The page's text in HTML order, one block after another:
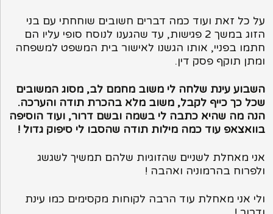
על כל זאת ועוד כמה דברים חשובים שוחחתי עם בני
הזוג במשך 2 פגישות, עד שהגענו לנוסח סופי עליו הם
חתמו בפניי, אותו הגשנו לאישור בית המשפט למשפחה
ומתן תוקף פסק דין.
השבוע עינת שלחה לי משוב מחמם לב, מסוג המשובים
שכל כך כייף לקבל, משוב מלא בהכרת תודה והערכה.
הנה מה שהיא כתבה לי בשמה ובשם דרור, ועוד הוסיפה
בוואצאפ עוד כמה מילות תודה שהסבו לי סיפוק גדול !
אני מאחלת לשניים שהזוגיות שלהם תמשיך לשגשג
ולפרוח בהרמוניה ואהבה !
ולי אני מאחלת עוד הרבה לקוחות מקסימים כמו עינת